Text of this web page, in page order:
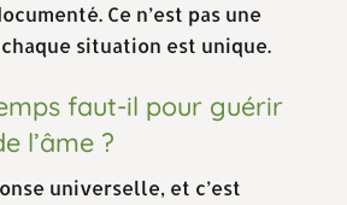
Ce n’est pas une
situation est unique.
faut-il pour guérir
l’âme ?
universelle, et c’est